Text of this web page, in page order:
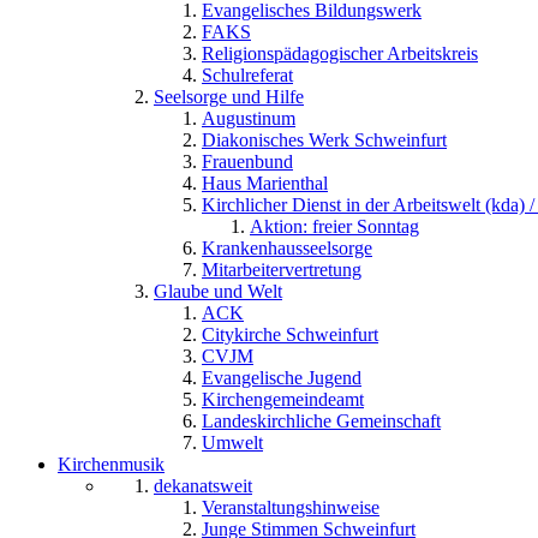
Evangelisches Bildungswerk
FAKS
Religionspädagogischer Arbeitskreis
Schulreferat
Seelsorge und Hilfe
Augustinum
Diakonisches Werk Schweinfurt
Frauenbund
Haus Marienthal
Kirchlicher Dienst in der Arbeitswelt (kda) /
Aktion: freier Sonntag
Krankenhausseelsorge
Mitarbeitervertretung
Glaube und Welt
ACK
Citykirche Schweinfurt
CVJM
Evangelische Jugend
Kirchengemeindeamt
Landeskirchliche Gemeinschaft
Umwelt
Kirchenmusik
dekanatsweit
Veranstaltungshinweise
Junge Stimmen Schweinfurt